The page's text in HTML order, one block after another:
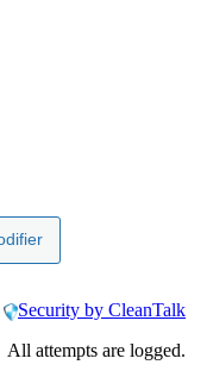
Security by CleanTalk
All attempts are logged.